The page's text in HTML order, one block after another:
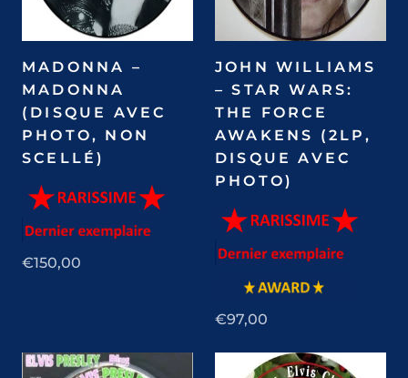
MADONNA –
MADONNA
(DISQUE AVEC
PHOTO, NON
SCELLÉ)
€150,00
JOHN WILLIAMS
‎– STAR WARS:
THE FORCE
AWAKENS (2LP,
DISQUE AVEC
PHOTO)
€97,00